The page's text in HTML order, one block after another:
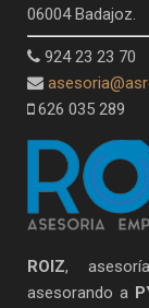
06004 Badajoz.
924 23 23 70
626 035 289
ROIZ,
asesorando a